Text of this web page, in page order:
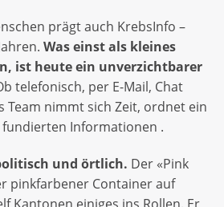
prägt auch KrebsInfo –
Was einst als kleines
ist heute ein unverzichtbarer
telefonisch, per E-Mail, Chat
Team nimmt sich Zeit, ordnet ein
Informationen .
und örtlich. Der «Pink
pinkfarbener Container auf
Kantonen einiges ins Rollen. Er